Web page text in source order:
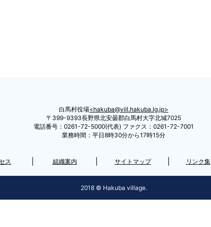
白馬村役場 hakuba@vill.hakuba.lg.jp
〒399-9393長野県北安曇郡白馬村大字北城7025
電話番号：0261-72-5000(代表) ファクス：0261-72-7001
業務時間：平日8時30分から17時15分
ス 組織案内 サイトマップ リンク集
2018 © Hakuba village.